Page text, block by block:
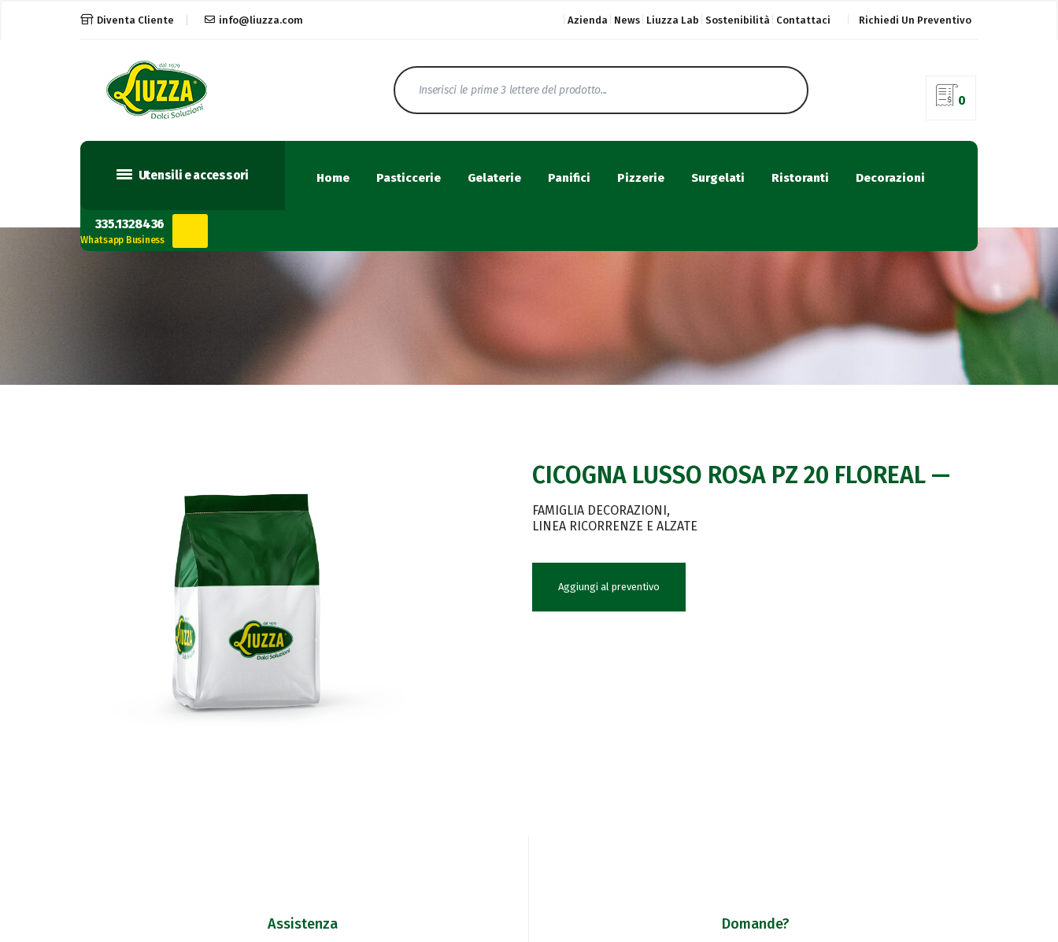
Diventa Cliente info@liuzza.com Azienda News Liuzza Lab Sostenibilità Contattaci Richiedi Un Preventivo
0
Utensili e accessori Home Pasticcerie Gelaterie Panifici Pizzerie Surgelati Ristoranti Decorazioni
335.1328436
Whatsapp Business
CICOGNA LUSSO ROSA PZ 20 FLOREAL —
FAMIGLIA DECORAZIONI
LINEA RICORRENZE E ALZATE
Aggiungi al preventivo
Assistenza Domande?